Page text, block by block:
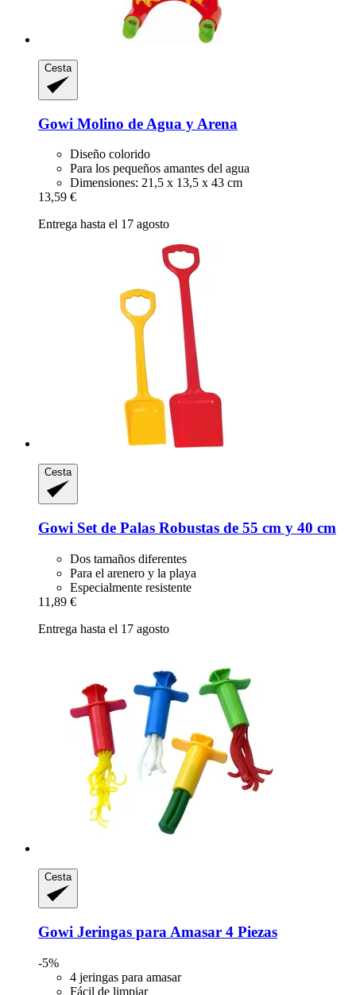
Cesta
Gowi Molino de Agua y Arena
Diseño colorido
Para los pequeños amantes del agua
Dimensiones: 21,5 x 13,5 x 43 cm
13,59 €
Entrega hasta el 17 agosto
Cesta
Gowi Set de Palas Robustas de 55 cm y 40 cm
Dos tamaños diferentes
Para el arenero y la playa
Especialmente resistente
11,89 €
Entrega hasta el 17 agosto
Cesta
Gowi Jeringas para Amasar 4 Piezas
-5%
4 jeringas para amasar
Fácil de limpiar